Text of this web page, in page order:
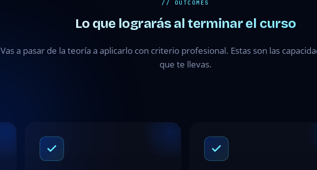
// OUTCOMES
Lo que lograrás al terminar el curso
Vas a pasar de la teoría a aplicarlo con criterio profesional. Estas son las
que te llevas.